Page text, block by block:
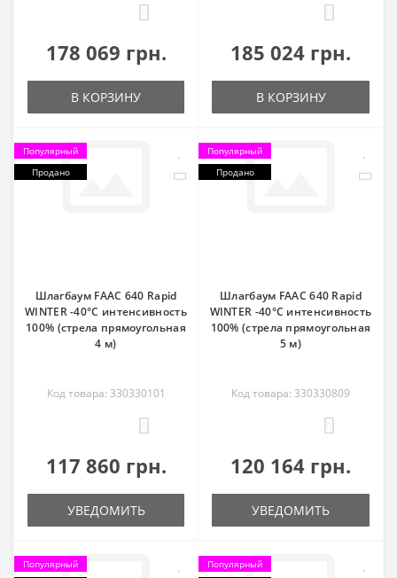
178 069 грн.
В КОРЗИНУ
185 024 грн.
В КОРЗИНУ
Популярный
Продано
Шлагбаум FAAC 640 Rapid
WINTER -40°C интенсивность
100% (стрела прямоугольная
4 м)
Код товара: 330330101
117 860 грн.
УВЕДОМИТЬ
Популярный
Продано
Шлагбаум FAAC 640 Rapid
WINTER -40°C интенсивность
100% (стрела прямоугольная
5 м)
Код товара: 330330809
120 164 грн.
УВЕДОМИТЬ
Популярный
Популярный